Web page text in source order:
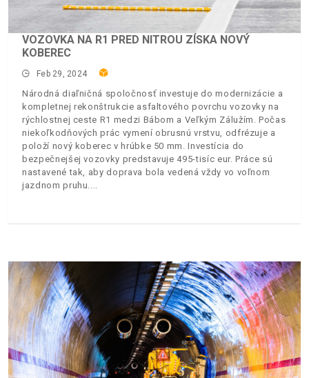
VOZOVKA NA R1 PRED NITROU ZÍSKA NOVÝ
KOBEREC
Feb 29, 2024
Národná diaľničná spoločnosť investuje do modernizácie a
kompletnej rekonštrukcie asfaltového povrchu vozovky na
rýchlostnej ceste R1 medzi Bábom a Veľkým Zálužím. Počas
niekoľkodňových prác vymení obrusnú vrstvu, odfrézuje a
položí nový koberec v hrúbke 50 mm. Investícia do
bezpečnejšej vozovky predstavuje 495-tisíc eur. Práce sú
nastavené tak, aby doprava bola vedená vždy vo voľnom
jazdnom pruhu.